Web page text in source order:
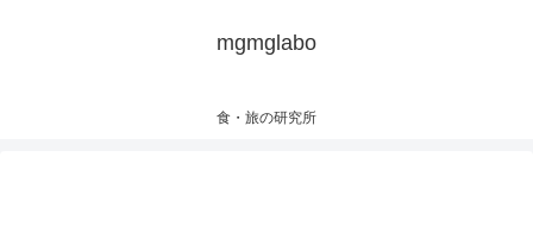
mgmglabo
食・旅の研究所